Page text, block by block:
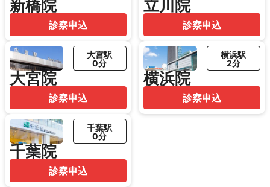
新橋院
診察申込
立川院
診察申込
大宮院
大宮駅
0分
診察申込
横浜院
横浜駅
2分
診察申込
千葉院
千葉駅
0分
診察申込